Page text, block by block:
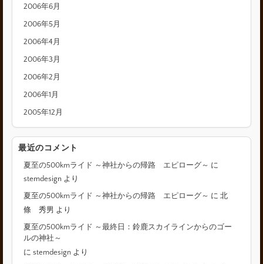
2006年6月
2006年5月
2006年4月
2006年3月
2006年2月
2006年1月
2005年12月
最近のコメント
夏至の500kmライド ～神社からの帰路 エピローグ～ に
stemdesign より
夏至の500kmライド ～神社からの帰路 エピローグ～ に北
條 秀男 より
夏至の500kmライド ～最終日：鈴鹿スカイラインからのゴー
ルの神社～
にstemdesign より